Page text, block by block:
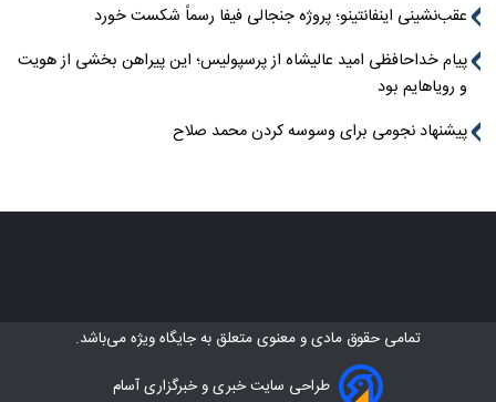
عقب‌نشینی اینفانتینو؛ پروژه جنجالی فیفا رسماً شکست خورد
پیام خداحافظی امید عالیشاه از پرسپولیس؛ این پیراهن بخشی از هویت
و رویاهایم بود
پیشنهاد نجومی برای وسوسه کردن محمد صلاح
تمامی حقوق مادی و معنوی متعلق بهجایگاه ویژهمی‌باشد.
طراحی سایت خبری و خبرگزاری آسام